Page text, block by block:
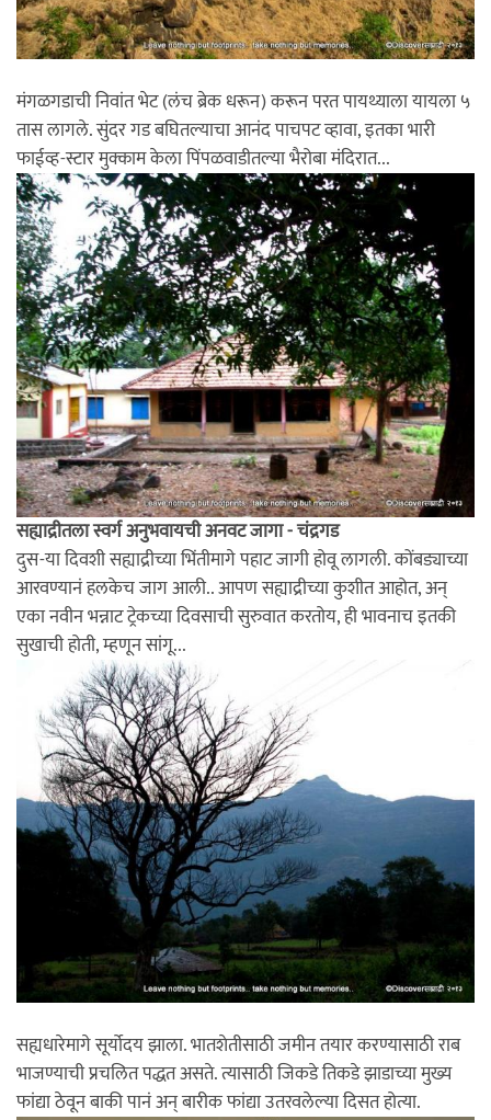
मंगळगडाची निवांत भेट (लंच ब्रेक धरून) करून परत पायथ्याला यायला ५
तास लागले. सुंदर गड बघितल्याचा आनंद पाचपट व्हावा, इतका भारी
फाईव्ह-स्टार मुक्काम केला पिंपळवाडीतल्या भैरोबा मंदिरात...
सह्याद्रीतला स्वर्ग अनुभवायची अनवट जागा - चंद्रगड
दुस-या दिवशी सह्याद्रीच्या भिंतीमागे पहाट जागी होवू लागली. कोंबड्याच्या
आरवण्यानं हलकेच जाग आली.. आपण सह्याद्रीच्या कुशीत आहोत, अन्
एका नवीन भन्नाट ट्रेकच्या दिवसाची सुरुवात करतोय, ही भावनाच इतकी
सुखाची होती, म्हणून सांगू...
सह्यधारेमागे सूर्योदय झाला. भातशेतीसाठी जमीन तयार करण्यासाठी राब
भाजण्याची प्रचलित पद्धत असते. त्यासाठी जिकडे तिकडे झाडाच्या मुख्य
फांद्या ठेवून बाकी पानं अन् बारीक फांद्या उतरवलेल्या दिसत होत्या.